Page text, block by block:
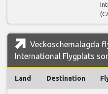
Veckoschemalagda
International Flygplats
Land Destination